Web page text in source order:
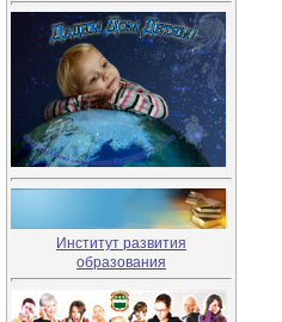
Институт развития
образования